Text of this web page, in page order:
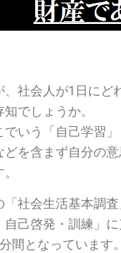
、社会人が1日にど
でしょうか。
でいう「自己学習
どを含まず自分の
「社会生活基本調
己啓発・訓練」
間となっています。